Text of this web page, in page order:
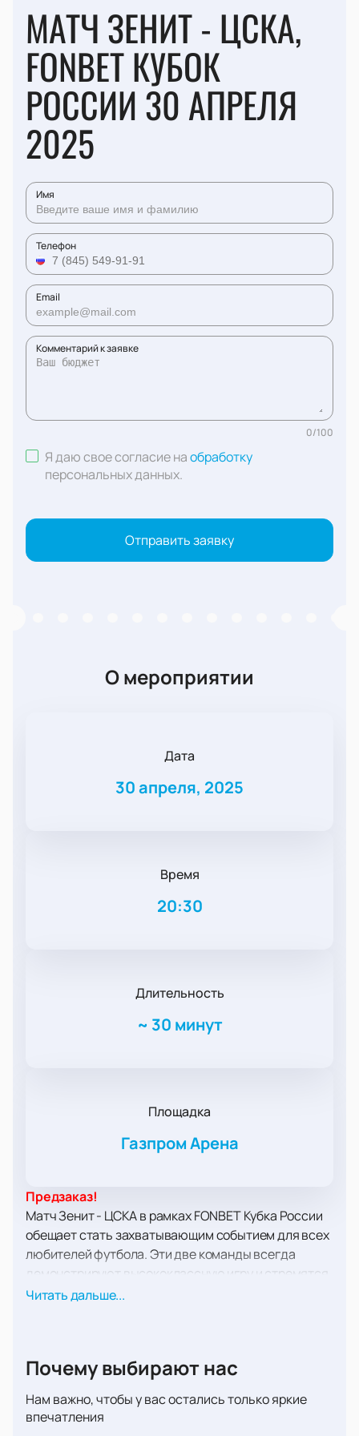
МАТЧ ЗЕНИТ - ЦСКА,
FONBET КУБОК
РОССИИ 30 АПРЕЛЯ
2025
Имя
Телефон
Email
Комментарий к заявке
0/100
Я даю свое согласие наобработку
персональных данных.
Отправить заявку
О мероприятии
Дата
30 апреля, 2025
Время
20:30
Длительность
~ 30 минут
Площадка
Газпром Арена
Предзаказ!
Матч Зенит - ЦСКА в рамках FONBET Кубка России
обещает стать захватывающим событием для всех
любителей футбола. Эти две команды всегда
демонстрируют высококлассную игру и стремятся
к победе. Игра пройдет на Газпром Арене, одном из
техническим оснащением, что делает посещение
Газпром Арена имеет раздвижную крышу и
выдвижное поле, что позволяет проводить матчи в
Читать дальше...
Почему выбирают нас
Нам важно, чтобы у вас остались только яркие
впечатления